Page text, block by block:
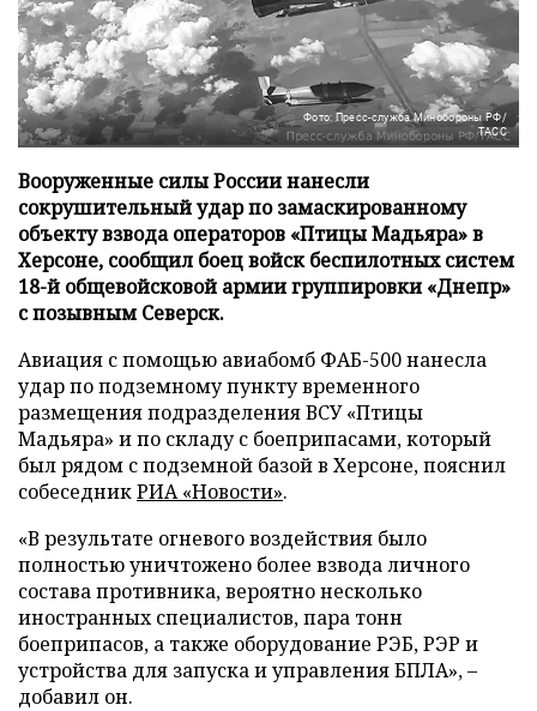
Фото: Пресс-служба Минобороны РФ/
ТАСС
Вооруженные силы России нанесли
сокрушительный удар по замаскированному
объекту взвода операторов «Птицы Мадьяра» в
Херсоне, сообщил боец войск беспилотных систем
18-й общевойсковой армии группировки «Днепр»
с позывным Северск.
Авиация с помощью авиабомб ФАБ-500 нанесла
удар по подземному пункту временного
размещения подразделения ВСУ «Птицы
Мадьяра» и по складу с боеприпасами, который
был рядом с подземной базой в Херсоне, пояснил
собеседникРИА «Новости».
«В результате огневого воздействия было
полностью уничтожено более взвода личного
состава противника, вероятно несколько
иностранных специалистов, пара тонн
боеприпасов, а также оборудование РЭБ, РЭР и
устройства для запуска и управления БПЛА», –
добавил он.